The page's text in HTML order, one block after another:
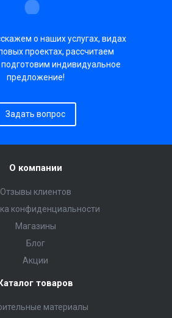
о наших услугах, видах
проектах, рассчитаем
подготовим индивидуальное
предложение!
Задать вопрос
О компании
Отзывы клиентов
конфиденциальности
Магазины
Блог
Акции
товаров
материалы